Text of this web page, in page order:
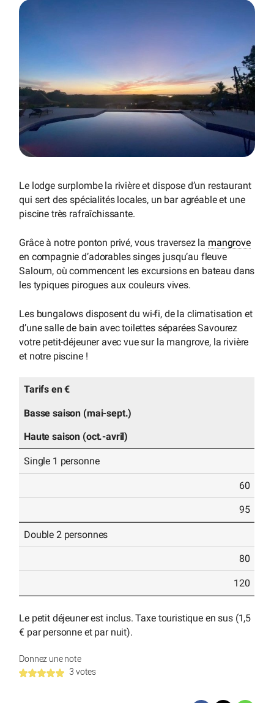
Le lodge surplombe la rivière et dispose d’un restaurant
qui sert des spécialités locales, un bar agréable et une
piscine très rafraîchissante.
Grâce à notre ponton privé, vous traversez la mangrove
en compagnie d’adorables singes jusqu’au fleuve
Saloum, où commencent les excursions en bateau dans
les typiques pirogues aux couleurs vives.
Les bungalows disposent du wi-fi, de la climatisation et
d’une salle de bain avec toilettes séparées Savourez
votre petit-déjeuner avec vue sur la mangrove, la rivière
et notre piscine !
Tarifs en €
Basse saison (mai-sept.)
Haute saison (oct.-avril)
Single 1 personne
60
95
Double 2 personnes
80
120
Le petit déjeuner est inclus. Taxe touristique en sus (1,5
€ par personne et par nuit).
Donnez une note
3 votes